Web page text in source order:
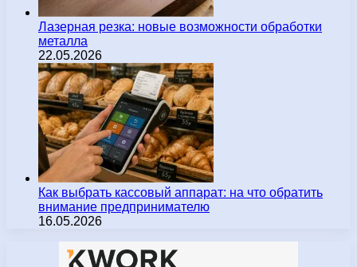
Лазерная резка: новые возможности обработки
металла
22.05.2026
Как выбрать кассовый аппарат: на что обратить
внимание предпринимателю
16.05.2026